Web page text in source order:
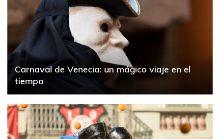
Carnaval de Venecia: un mágico viaje en el
tiempo